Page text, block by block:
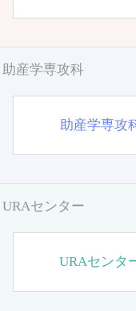
助産学専攻科
助産学専攻
URAセンター
URAセンタ